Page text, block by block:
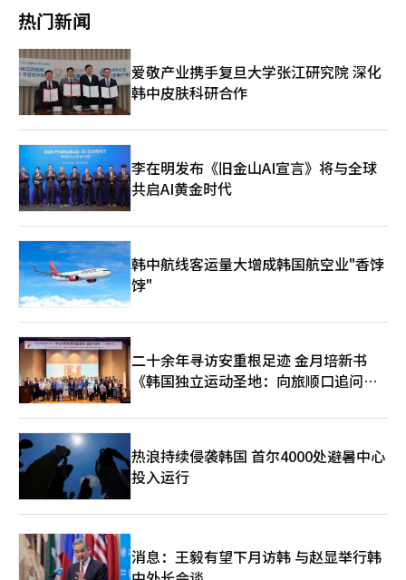
业，标志着ABLY的发展潜力再次得到认可。今后将以大数据等独
场中的竞争力。 阿里巴巴的此项投资也引发中国电商过度渗入韩
国市场的忧虑，阿里巴巴通过持有ABLY的股份，在韩国线上和线
下服装市场的影响力将进一步升级。 阿里巴巴集团旗下跨境电商
平台全球速卖通作为首批进军韩国市场的中国电商，已在韩国市场
站稳脚跟，成为与本土电商Coupang并驾齐驱的新势力。业界预
测，若全球速卖通的“短板”服装业务能够得到进一步加强，在韩
国电商市场中的地位将更趋于稳固。因此也有观点认为，阿里巴巴
希望借助与ABLY等韩国优秀电商的合作，进一步提高全球速卖通
的竞争力。 位于中国杭州市的阿里巴巴总部。【图片提供 韩联
社】
击量。” 位于纽约的《鱿鱼游戏》体验馆人气火爆，开门当天三
周的票全部售罄。奈飞亚太地区副总裁金珉暎在日前的记者会上
称，全球奈飞会员八成以上都在收看韩国文化内容。 随着流媒体
产业日趋成熟，与其他产业的跨界合作也在成为新趋势。上月26日
起，Naver Plus会员可享受与奈飞广告型资费标准费用的同等优
惠。奈飞称，在采用广告型资费标准的国家，半数以上的新用户选
择这一标准，全球广告型会员月活跃人数超过7000万人。 奈飞与
游戏领域也频频上演互动，目前奈飞已推出100多款游戏，涵盖角
色扮演（RPG）、冒险、赛车等主题。奈飞还擅长以人气剧集拥有
的强大受众群为基础，以游戏为载体来扩张世界观，最具代表性的
为《鱿鱼游戏：手机生存者》. 体育竞技类综艺开辟直播新赛道也
是今年的一大特点。奈飞今年推出了F1赛车手和美国高尔夫巡回赛
（PGA）选手进行高尔夫对决争夺的《奈飞杯》、以及纳达尔和阿
爱好者观看直播。 奈飞上月对前世界拳王迈克·泰森和杰克·保
罗的拳击比赛进行直播，同时在线人数最高达6500万，在X美国趋
势上一举拿下11个热搜话题。奈飞认识到体育节目的超高话题性，
在即将到来的圣诞节，奈飞还将直播美国橄榄球（NFL）赛事，流
行音乐天后碧昂丝将亮相进行演出。 位于纽约韩国城的《鱿鱼游
戏》体验馆 【图片提供 韩联社】
热门新闻
爱敬产业携手复旦大学张江研究院 深化
韩中皮肤科研合作
李在明发布《旧金山AI宣言》将与全球
共启AI黄金时代
韩中航线客运量大增成韩国航空业"香饽
饽"
二十余年寻访安重根足迹 金月培新书
《韩国独立运动圣地：向旅顺口追问历
热浪持续侵袭韩国 首尔4000处避暑中心
投入运行
消息：王毅有望下月访韩 与赵显举行韩